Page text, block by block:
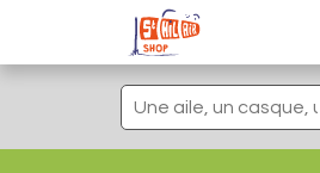
Recherche
pour :